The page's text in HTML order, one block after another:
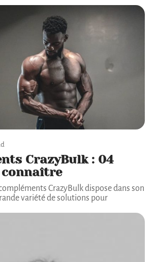
CrazyBulk : 04
CrazyBulk dispose dans son
variété de solutions pour